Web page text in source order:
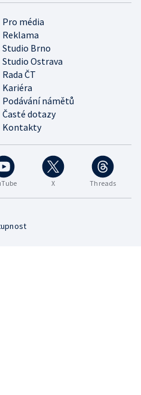
Pro média
Reklama
Studio Brno
Studio Ostrava
Rada ČT
Kariéra
Podávání námětů
Časté dotazy
Kontakty
X Threads